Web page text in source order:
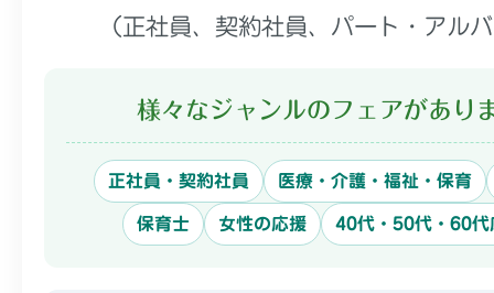
（正社員、契約社員、パート・アル
様々なジャンルのフェアがあり
正社員・契約社員 医療・介護・福祉・保育
保育士 女性の応援 40代・50代・60代